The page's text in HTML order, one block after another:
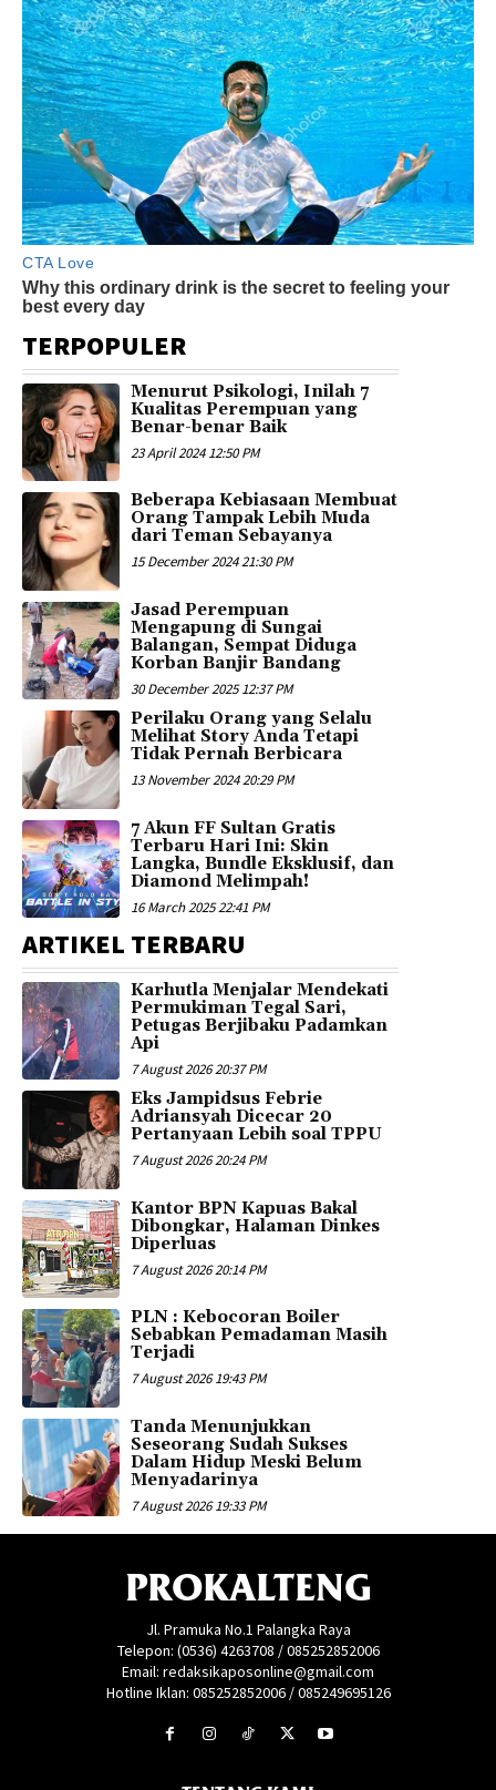
TERPOPULER
Menurut Psikologi, Inilah 7
Kualitas Perempuan yang
Benar-benar Baik
23 April 2024 12:50 PM
Beberapa Kebiasaan Membuat
Orang Tampak Lebih Muda
dari Teman Sebayanya
15 December 2024 21:30 PM
Jasad Perempuan
Mengapung di Sungai
Balangan, Sempat Diduga
Korban Banjir Bandang
30 December 2025 12:37 PM
Perilaku Orang yang Selalu
Melihat Story Anda Tetapi
Tidak Pernah Berbicara
13 November 2024 20:29 PM
7 Akun FF Sultan Gratis
Terbaru Hari Ini: Skin
Langka, Bundle Eksklusif, dan
Diamond Melimpah!
16 March 2025 22:41 PM
ARTIKEL TERBARU
Karhutla Menjalar Mendekati
Permukiman Tegal Sari,
Petugas Berjibaku Padamkan
Api
7 August 2026 20:37 PM
Eks Jampidsus Febrie
Adriansyah Dicecar 20
Pertanyaan Lebih soal TPPU
7 August 2026 20:24 PM
Kantor BPN Kapuas Bakal
Dibongkar, Halaman Dinkes
Diperluas
7 August 2026 20:14 PM
PLN : Kebocoran Boiler
Sebabkan Pemadaman Masih
Terjadi
7 August 2026 19:43 PM
Tanda Menunjukkan
Seseorang Sudah Sukses
Dalam Hidup Meski Belum
Menyadarinya
7 August 2026 19:33 PM
PROKALTENG
Jl. Pramuka No.1 Palangka Raya
Telepon: (0536) 4263708 / 085252852006
Email: redaksikaposonline@gmail.com
Hotline Iklan: 085252852006 / 085249695126